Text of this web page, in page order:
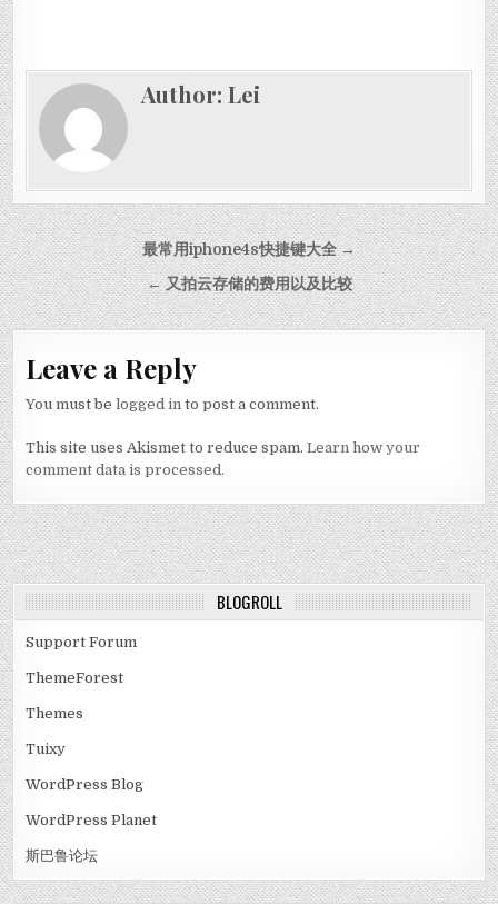
Author:Lei
Post navigation最常用iphone4s快捷键大全 →
← 又拍云存储的费用以及比较
Leave a Reply
You must belogged in to post a comment.
This site uses Akismet to reduce spam.Learn how your
comment data is processed.
BLOGROLL
Support Forum
ThemeForest
Themes
Tuixy
WordPress Blog
WordPress Planet
斯巴鲁论坛